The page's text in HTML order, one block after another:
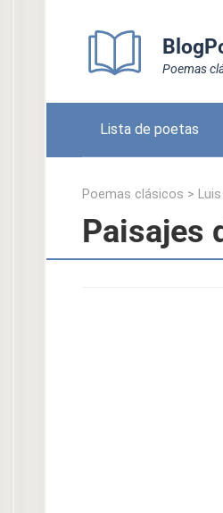
Poemas
Lista de poetas
Poemas clásicos >
Paisajes